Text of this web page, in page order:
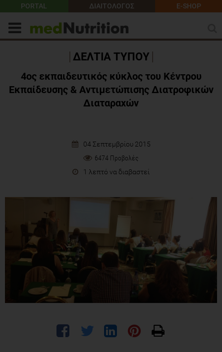
PORTAL ΔΙΑΙΤΟΛΟΓΟΣ E-SHOP
ΔΕΛΤΙΑ ΤΥΠΟΥ
4ος εκπαιδευτικός κύκλος του Κέντρου
Εκπαίδευσης & Αντιμετώπισης Διατροφικών
Διαταραχών
04 Σεπτεμβρίου 2015
6474 Προβολές
1 λεπτό να διαβαστεί